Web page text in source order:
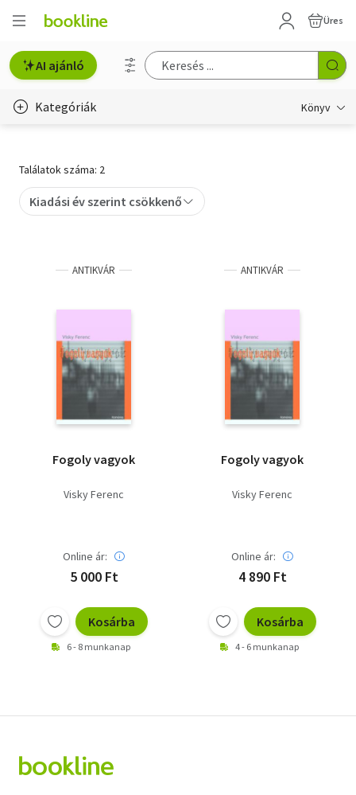
Üres
AI ajánló
Kategóriák Könyv
Gyermek- és ifjúsági
Szakkönyv
Szótár, nyelvkönyv
Tankönyv, segédkönyv
Társadalomtudomány
Természettudomány
Találatok száma: 2
Kiadási év szerint csökkenő
ANTIKVÁR
Fogoly vagyok
Visky Ferenc
Online ár:
5 000 Ft
Kosárba
6 - 8 munkanap
ANTIKVÁR
Fogoly vagyok
Visky Ferenc
Online ár:
4 890 Ft
Kosárba
4 - 6 munkanap